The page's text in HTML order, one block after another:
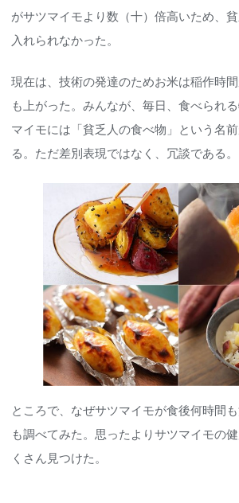
がサツマイモより数（十）倍高いため、
入れられなかった。
現在は、技術の発達のためお米は稲作時
も上がった。みんなが、毎日、食べられ
マイモには「貧乏人の食べ物」という名
る。ただ差別表現ではなく、冗談である。
ところで、なぜサツマイモが食後何時間
も調べてみた。思ったよりサツマイモの
くさん見つけた。